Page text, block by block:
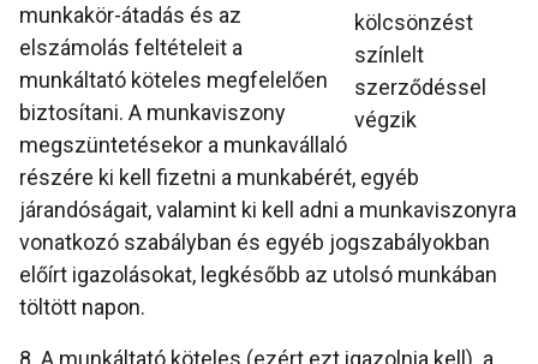
kölcsönzést
színlelt
szerződéssel
végzik
munkakör-átadás és az
elszámolás feltételeit a
munkáltató köteles megfelelően
biztosítani. A munkaviszony
megszüntetésekor a munkavállaló
részére ki kell fizetni a munkabérét, egyéb
járandóságait, valamint ki kell adni a munkaviszonyra
vonatkozó szabályban és egyéb jogszabályokban
előírt igazolásokat, legkésőbb az utolsó munkában
töltött napon.
8. A munkáltató köteles (ezért ezt igazolnia kell) a